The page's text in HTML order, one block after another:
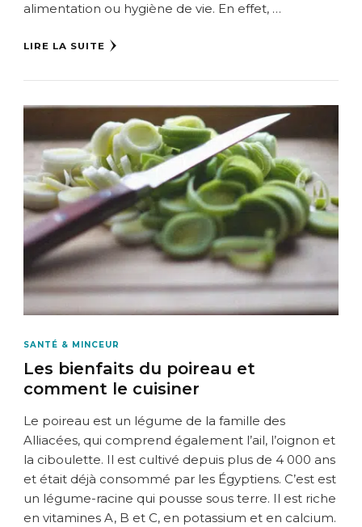
alimentation ou hygiène de vie. En effet, …
LIRE LA SUITE
SANTÉ & MINCEUR
Les bienfaits du poireau et
comment le cuisiner
Le poireau est un légume de la famille des
Alliacées, qui comprend également l’ail, l’oignon et
la ciboulette. Il est cultivé depuis plus de 4 000 ans
et était déjà consommé par les Égyptiens. C’est est
un légume-racine qui pousse sous terre. Il est riche
en vitamines A, B et C, en potassium et en calcium.